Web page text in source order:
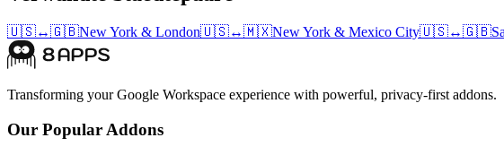
🇺🇸↔🇬🇧New York & London🇺🇸↔🇲🇽New York & Mexico City🇺🇸↔🇬🇧
Transforming your Google Workspace experience with powerful, privacy-first addons.
Our Popular Addons